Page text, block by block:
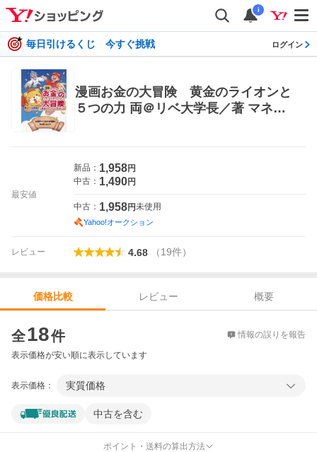
i
毎日引けるくじ 今すぐ挑戦 ログイン
漫画お金の大冒険 黄金のライオンと
５つの力 両＠リベ大学長／著 マネー
最安値
新品： 1,958円
中古： 1,490円
中古： 1,958円未使用
Yahoo!オークション
レビュー 4.68 （19件）
価格比較 レビュー
概要
全18件 情報の誤りを報告
表示価格が安い順に表示しています
表示価格： 実質価格
中古を含む
ポイント・送料の算出方法